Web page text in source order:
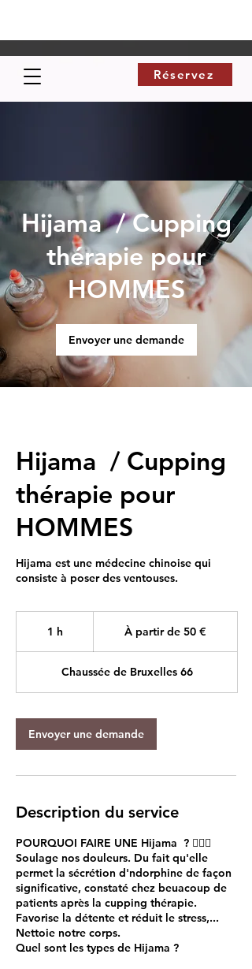
Réservez
Hijama / Cupping
thérapie pour
HOMMES
Envoyer une demande
Hijama / Cupping
thérapie pour
HOMMES
Hijama est une médecine chinoise qui
consiste à poser des ventouses.
1 h
euros
À partir de 50 €
Chaussée de Bruxelles 66
Envoyer une demande
Description du service
POURQUOI FAIRE UNE Hijama ? 🧘🏻‍♀️
Soulage nos douleurs. Du fait qu'elle
permet la sécrétion d'ndorphine de façon
significative, constaté chez beuacoup de
patients après la cupping thérapie.
Favorise la détente et réduit le stress,...
Nettoie notre corps.
Quel sont les types de Hijama ?